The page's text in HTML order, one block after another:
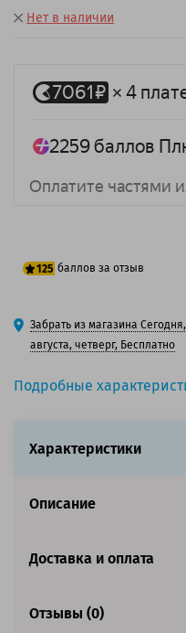
Подробные
Вид товара:Картридж
Ресурс:5 900 страниц
Совместим с аппаратами
Нет в наличии
125 баллов за отзыв
100 баллов
125 баллов
Забрать из магазина
августа, четверг, Бесплатно
Характеристики
Описание
Доставка и оплата
Отзывы (0)